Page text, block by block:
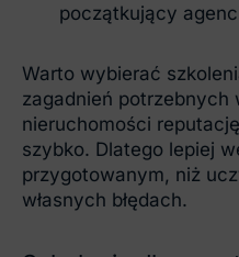
początkujący
Warto wybierać
zagadnień potrzebnych
nieruchomości
szybko. Dlatego lepiej
przygotowanym, niż
własnych błędach.